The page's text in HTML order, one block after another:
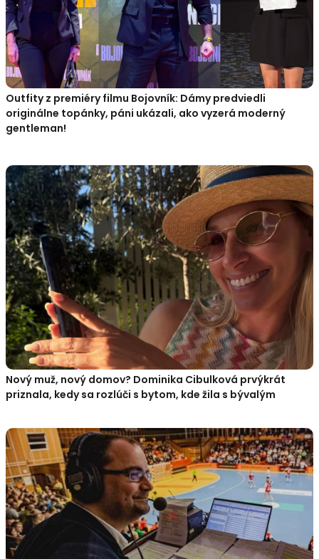
Outfity z premiéry filmu Bojovník: Dámy predviedli
originálne topánky, páni ukázali, ako vyzerá moderný
gentleman!
Nový muž, nový domov? Dominika Cibulková prvýkrát
priznala, kedy sa rozlúči s bytom, kde žila s bývalým